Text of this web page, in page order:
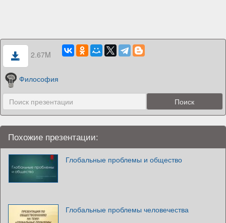
2.67M
Философия
Похожие презентации:
Глобальные проблемы и общество
Глобальные проблемы человечества